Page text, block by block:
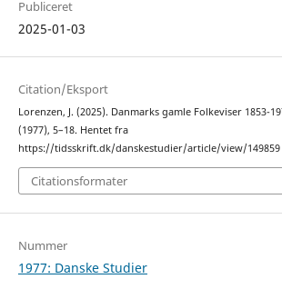
Publiceret
2025-01-03
Citation/Eksport
Lorenzen, J. (2025). Danmarks gamle Folkeviser 1853-
(1977), 5–18. Hentet fra
https://tidsskrift.dk/danskestudier/article/view/149859
Citationsformater
Nummer
1977: Danske Studier